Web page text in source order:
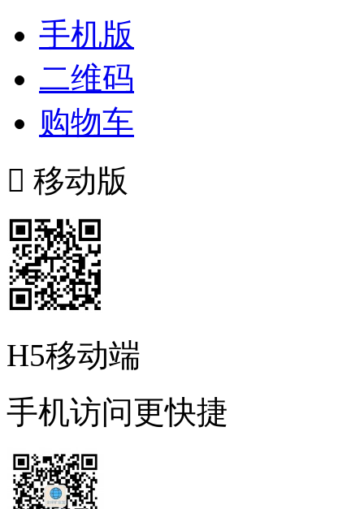
手机版
二维码
购物车
 移动版
H5移动端
手机访问更快捷